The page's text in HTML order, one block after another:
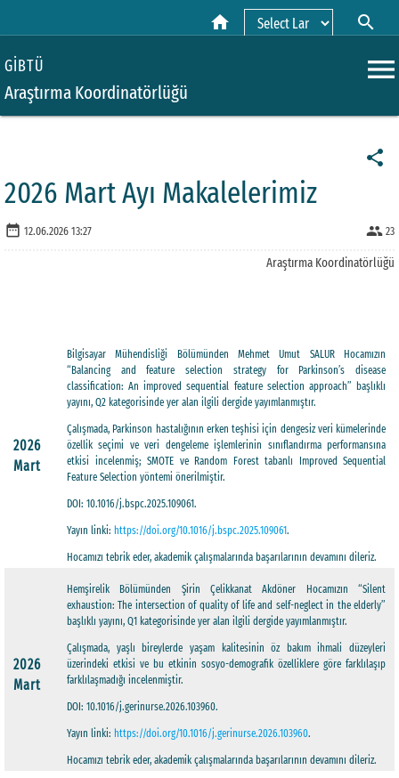
home search
GİBTÜ
Araştırma Koordinatörlüğü
menu
share
2026 Mart Ayı Makalelerimiz
date_range 12.06.2026 13:27 people 23
Araştırma Koordinatörlüğü
2026
Mart
Bilgisayar Mühendisliği Bölümünden Mehmet Umut SALUR Hocamızın
“Balancing and feature selection strategy for Parkinson’s disease
classification: An improved sequential feature selection approach” başlıklı
yayını, Q2 kategorisinde yer alan ilgili dergide yayımlanmıştır.
Çalışmada, Parkinson hastalığının erken teşhisi için dengesiz veri kümelerinde
özellik seçimi ve veri dengeleme işlemlerinin sınıflandırma performansına
etkisi incelenmiş; SMOTE ve Random Forest tabanlı Improved Sequential
Feature Selection yöntemi önerilmiştir.
DOI: 10.1016/j.bspc.2025.109061.
Yayın linki: https://doi.org/10.1016/j.bspc.2025.109061.
Hocamızı tebrik eder, akademik çalışmalarında başarılarının devamını dileriz.
2026
Mart
Hemşirelik Bölümünden Şirin Çelikkanat Akdöner Hocamızın “Silent
exhaustion: The intersection of quality of life and self-neglect in the elderly”
başlıklı yayını, Q1 kategorisinde yer alan ilgili dergide yayımlanmıştır.
Çalışmada, yaşlı bireylerde yaşam kalitesinin öz bakım ihmali düzeyleri
üzerindeki etkisi ve bu etkinin sosyo-demografik özelliklere göre farklılaşıp
farklılaşmadığı incelenmiştir.
DOI: 10.1016/j.gerinurse.2026.103960.
Yayın linki: https://doi.org/10.1016/j.gerinurse.2026.103960.
Hocamızı tebrik eder, akademik çalışmalarında başarılarının devamını dileriz.